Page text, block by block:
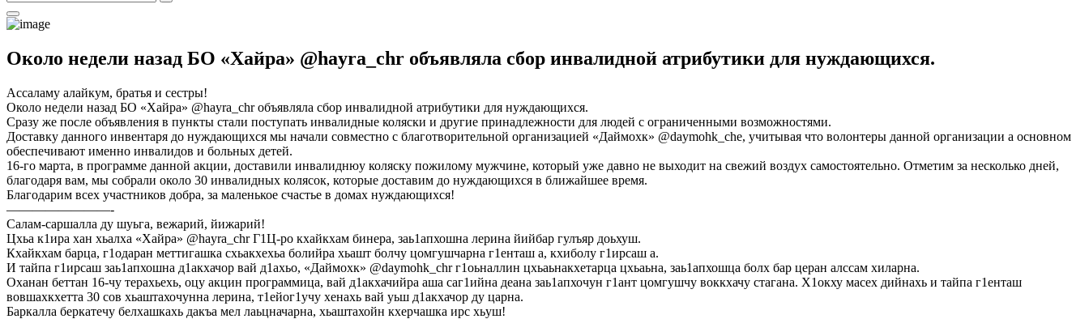
Около недели назад БО «Хайра» @hayra_chr объявляла сбор инвалидной атрибутики для нуждающихся.
Ассаламу алайкум, братья и сестры!
Около недели назад БО «Хайра» @hayra_chr объявляла сбор инвалидной атрибутики для нуждающихся.
Сразу же после объявления в пункты стали поступать инвалидные коляски и другие принадлежности для людей с ограниченными возможностями.
Доставку данного инвентаря до нуждающихся мы начали совместно с благотворительной организацией «Даймохк» @daymohk_che, учитывая что волонтеры данной организации а основном
обеспечивают именно инвалидов и больных детей.
16-го марта, в программе данной акции, доставили инвалиднюу коляску пожилому мужчине, который уже давно не выходит на свежий воздух самостоятельно. Отметим за несколько дней,
благодаря вам, мы собрали около 30 инвалидных колясок, которые доставим до нуждающихся в ближайшее время.
Благодарим всех участников добра, за маленькое счастье в домах нуждающихся!
————————-
Салам-саршалла ду шуьга, вежарий, йижарий!
Цхьа к1ира хан хьалха «Хайра» @hayra_chr Г1Ц-ро кхайкхам бинера, заь1апхошна лерина йийбар гулъяр доьхуш.
Кхайкхам барца, г1одаран меттигашка схьакхехьа болийра хьашт болчу цомгушчарна г1енташ а, кхиболу г1ирсаш а.
И тайпа г1ирсаш заь1апхошна д1акхачор вай д1ахьо, «Даймохк» @daymohk_chr г1оьналлин цхьаьнакхетарца цхьаьна, заь1апхошца болх бар церан алссам хиларна.
Оханан беттан 16-чу терахьехь, оцу акцин программица, вай д1акхачийра аша саг1ийна деана заь1апхочун г1ант цомгушчу воккхачу стагана. Х1окху масех дийнахь и тайпа г1енташ
вовшахкхетта 30 сов хьаштахочунна лерина, т1ейог1учу хенахь вай уьш д1акхачор ду царна.
Баркалла беркатечу белхашкахь дакъа мел лаьцначарна, хьаштахойн кхерчашка ирс хьуш!